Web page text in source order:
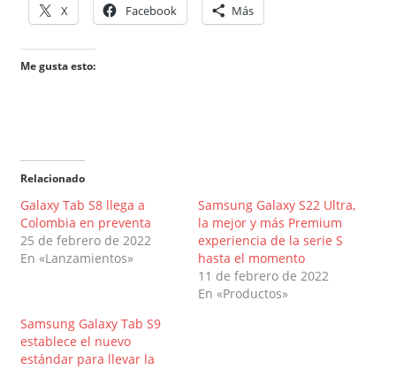
X Facebook Más
Me gusta esto:
Relacionado
Galaxy Tab S8 llega a
Colombia en preventa
25 de febrero de 2022
En «Lanzamientos»
Samsung Galaxy S22 Ultra,
la mejor y más Premium
experiencia de la serie S
hasta el momento
11 de febrero de 2022
En «Productos»
Samsung Galaxy Tab S9
establece el nuevo
estándar para llevar la